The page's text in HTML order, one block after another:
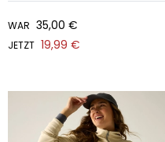
WAR 35,00 €
JETZT 19,99 €